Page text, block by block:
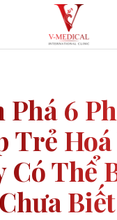
Phá 6
Trẻ
Có Thể
Chưa Biết